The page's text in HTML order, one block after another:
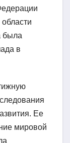
была
в
Ее
мировой